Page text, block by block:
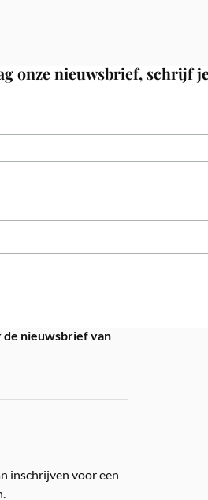
onze nieuwsbrief, schrijf
de nieuwsbrief van
inschrijven voor een